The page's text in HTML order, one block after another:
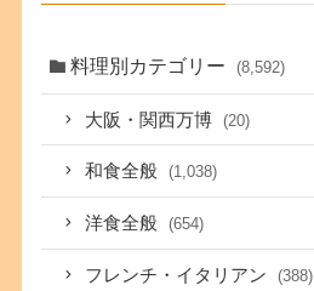
料理別カテゴリー (8,592)
大阪・関西万博 (20)
和食全般 (1,038)
洋食全般 (654)
フレンチ・イタリアン (388)